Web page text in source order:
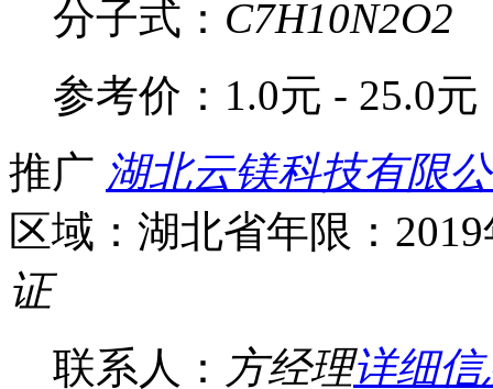
分子式： C7H10N2O2
参考价： 1.0元 - 25.0元
推广 湖北云镁科技有限
区域：湖北省年限：
证
联系人： 方经理详细信